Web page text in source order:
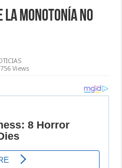
la Monotonía no
Views